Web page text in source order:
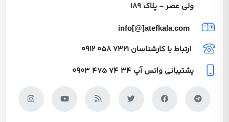
ولی عصر - پلاک 189
info[@]atefkala.com
ارتباط با کارشناسان 0912 058 7321
پشتیبانی واتس آپ 0903 475 74 34